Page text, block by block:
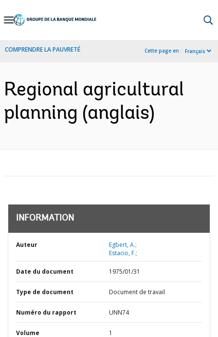
Skip
Navigation
COMPRENDRE LA PAUVRETÉ Cette page en : Français
Regional agricultural
planning (anglais)
INFORMATION
Auteur
Egbert, A.;
Estacio, F.;
Date du document 1975/01/31
Type de document Document de travail
Numéro du rapport UNN74
Volume 1